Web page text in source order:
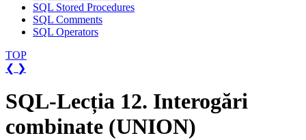
SQL Stored Procedures
SQL Comments
SQL Operators
TOP
❮ ❯
SQL-Lecția 12. Interogări
combinate (UNION)